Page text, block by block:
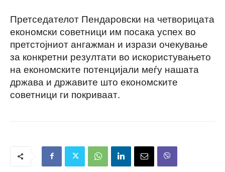
Претседателот Пендаровски на четворицата
економски советници им посака успех во
претстојниот ангажман и изрази очекување
за конкретни резултати во искористувањето
на економските потенцијали меѓу нашата
држава и државите што економските
советници ги покриваат.